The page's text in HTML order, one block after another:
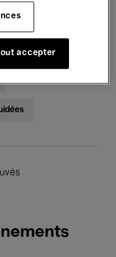
Music
accepter